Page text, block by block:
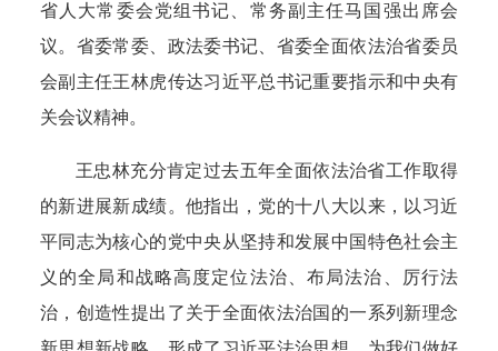
省人大常委会党组书记、常务副主任马国强出席会
议。省委常委、政法委书记、省委全面依法治省委员
会副主任王林虎传达习近平总书记重要指示和中央有
关会议精神。
王忠林充分肯定过去五年全面依法治省工作取得
的新进展新成绩。他指出，党的十八大以来，以习近
平同志为核心的党中央从坚持和发展中国特色社会主
义的全局和战略高度定位法治、布局法治、厉行法
治，创造性提出了关于全面依法治国的一系列新理念